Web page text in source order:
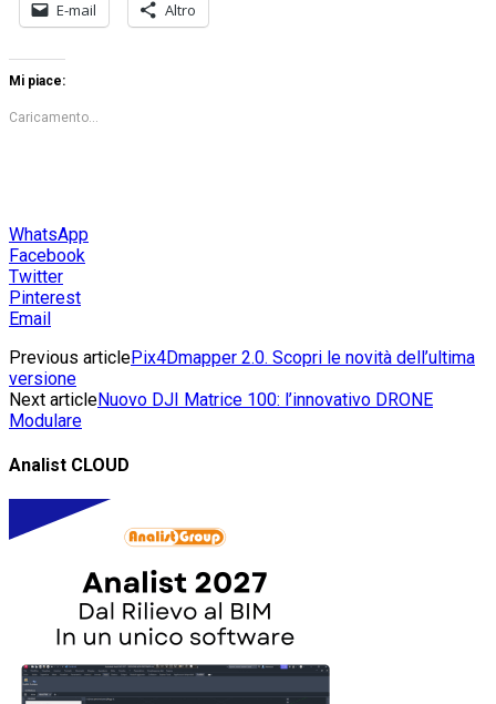
E-mail Altro
Mi piace:
Caricamento...
WhatsApp
Facebook
Twitter
Pinterest
Email
Previous articlePix4Dmapper 2.0. Scopri le novità dell’ultima
versione
Next articleNuovo DJI Matrice 100: l’innovativo DRONE
Modulare
Analist CLOUD